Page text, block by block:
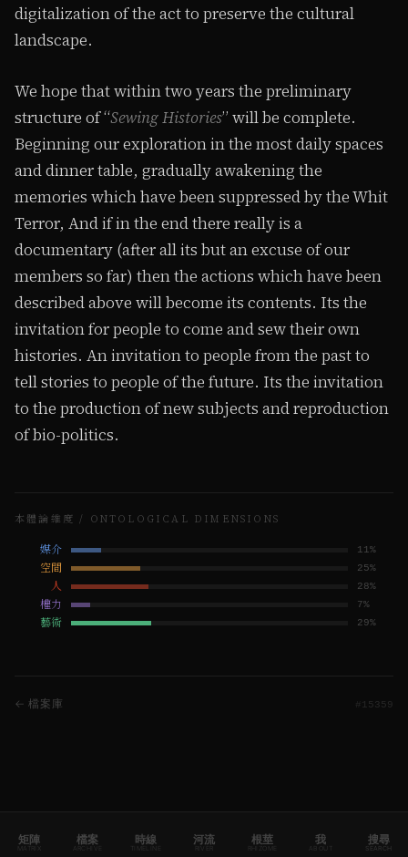
矩陣
MATRIX
檔案
ARCHIVE
時線 河流
RIVER
根莖 我 搜尋
SEARCH
digitalization of the act to preserve the cultural
landscape.
We hope that within two years the preliminary
structure of “Sewing Histories” will be complete.
Beginning our exploration in the most daily spaces
and dinner table, gradually awakening the
memories which have been suppressed by the Whit
Terror, And if in the end there really is a
documentary (after all its but an excuse of our
members so far) then the actions which have been
described above will become its contents. Its the
invitation for people to come and sew their own
histories. An invitation to people from the past to
tell stories to people of the future. Its the invitation
to the production of new subjects and reproduction
of bio-politics.
本體論維度 / ONTOLOGICAL DIMENSIONS
媒介 11%
空間 25%
人 28%
權力 7%
藝術 29%
← 檔案庫 15359